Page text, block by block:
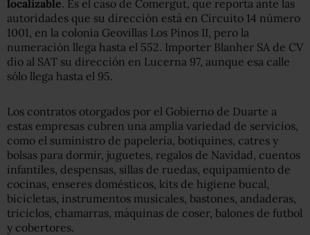
localizable. Es el caso de Comergut, que reporta ante las
autoridades que su dirección está en Circuito 14 número
1001, en la colonia Geovillas Los Pinos II, pero la
numeración llega hasta el 552. Importer Blanher SA de CV
dio al SAT su dirección en Lucerna 97, aunque esa calle
sólo llega hasta el 95.
Los contratos otorgados por el Gobierno de Duarte a
estas empresas cubren una amplia variedad de servicios,
como el suministro de papelería, botiquines, catres y
bolsas para dormir, juguetes, regalos de Navidad, cuentos
infantiles, despensas, sillas de ruedas, equipamiento de
cocinas, enseres domésticos, kits de higiene bucal,
bicicletas, instrumentos musicales, bastones, andaderas,
triciclos, chamarras, máquinas de coser, balones de futbol
y cobertores.